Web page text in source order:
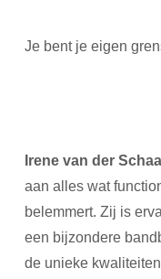
Je bent je eigen
Irene van der
aan alles wat
belemmert. Zij is
een bijzondere
de unieke